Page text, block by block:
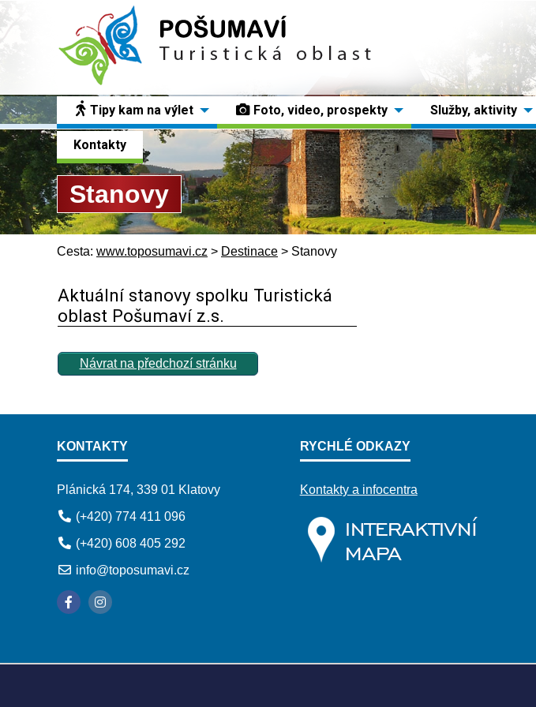
Tipy kam na výlet Foto, video, prospekty Služby, aktivity
Kontakty
Stanovy
Cesta: www.toposumavi.cz > Destinace > Stanovy
Aktuální stanovy spolku Turistická
oblast Pošumaví z.s.
Návrat na předchozí stránku
KONTAKTY
Plánická 174, 339 01 Klatovy
(+420) 774 411 096
(+420) 608 405 292
info@toposumavi.cz
RYCHLÉ ODKAZY
Kontakty a infocentra